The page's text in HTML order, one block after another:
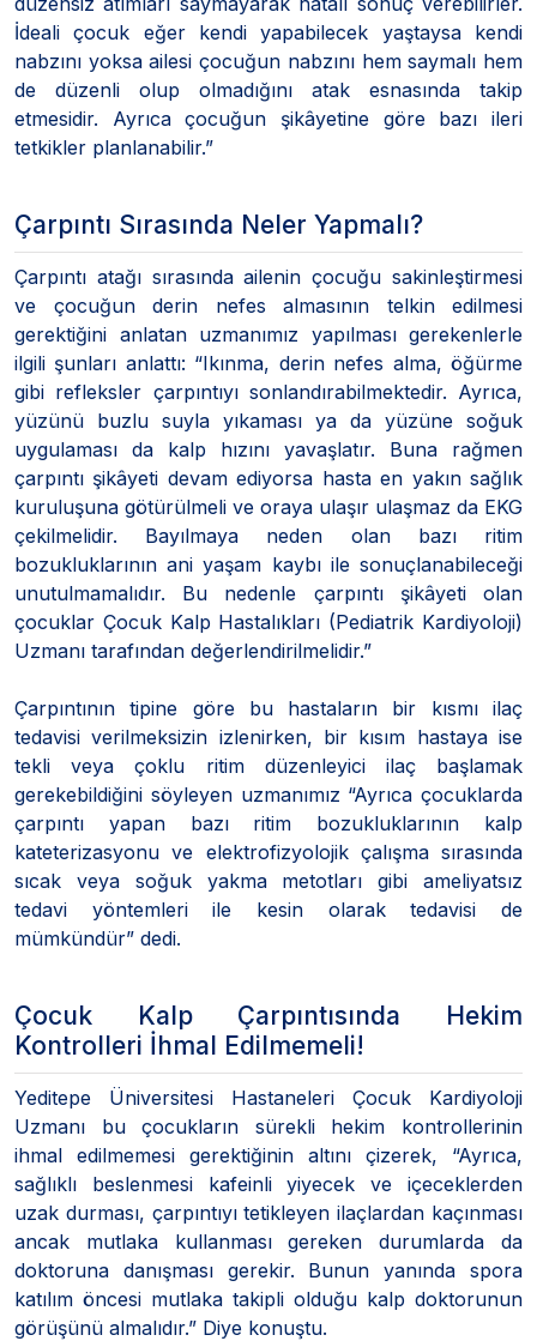
İdeali çocuk eğer kendi yapabilecek yaştaysa kendi
nabzını yoksa ailesi çocuğun nabzını hem saymalı hem
de düzenli olup olmadığını atak esnasında takip
etmesidir. Ayrıca çocuğun şikâyetine göre bazı ileri
tetkikler planlanabilir.”
Çarpıntı Sırasında Neler Yapmalı?
Çarpıntı atağı sırasında ailenin çocuğu sakinleştirmesi
ve çocuğun derin nefes almasının telkin edilmesi
gerektiğini anlatan uzmanımız yapılması gerekenlerle
ilgili şunları anlattı: “Ikınma, derin nefes alma, öğürme
gibi refleksler çarpıntıyı sonlandırabilmektedir. Ayrıca,
yüzünü buzlu suyla yıkaması ya da yüzüne soğuk
uygulaması da kalp hızını yavaşlatır. Buna rağmen
çarpıntı şikâyeti devam ediyorsa hasta en yakın sağlık
kuruluşuna götürülmeli ve oraya ulaşır ulaşmaz da EKG
çekilmelidir. Bayılmaya neden olan bazı ritim
bozukluklarının ani yaşam kaybı ile sonuçlanabileceği
unutulmamalıdır. Bu nedenle çarpıntı şikâyeti olan
çocuklar Çocuk Kalp Hastalıkları (Pediatrik Kardiyoloji)
Uzmanı tarafından değerlendirilmelidir.”
Çarpıntının tipine göre bu hastaların bir kısmı ilaç
tedavisi verilmeksizin izlenirken, bir kısım hastaya ise
tekli veya çoklu ritim düzenleyici ilaç başlamak
gerekebildiğini söyleyen uzmanımız “Ayrıca çocuklarda
çarpıntı yapan bazı ritim bozukluklarının kalp
kateterizasyonu ve elektrofizyolojik çalışma sırasında
sıcak veya soğuk yakma metotları gibi ameliyatsız
tedavi yöntemleri ile kesin olarak tedavisi de
mümkündür” dedi.
Çocuk Kalp Çarpıntısında Hekim
Kontrolleri İhmal Edilmemeli!
Yeditepe Üniversitesi Hastaneleri Çocuk Kardiyoloji
Uzmanı bu çocukların sürekli hekim kontrollerinin
ihmal edilmemesi gerektiğinin altını çizerek, “Ayrıca,
sağlıklı beslenmesi kafeinli yiyecek ve içeceklerden
uzak durması, çarpıntıyı tetikleyen ilaçlardan kaçınması
ancak mutlaka kullanması gereken durumlarda da
doktoruna danışması gerekir. Bunun yanında spora
katılım öncesi mutlaka takipli olduğu kalp doktorunun
görüşünü almalıdır.” Diye konuştu.